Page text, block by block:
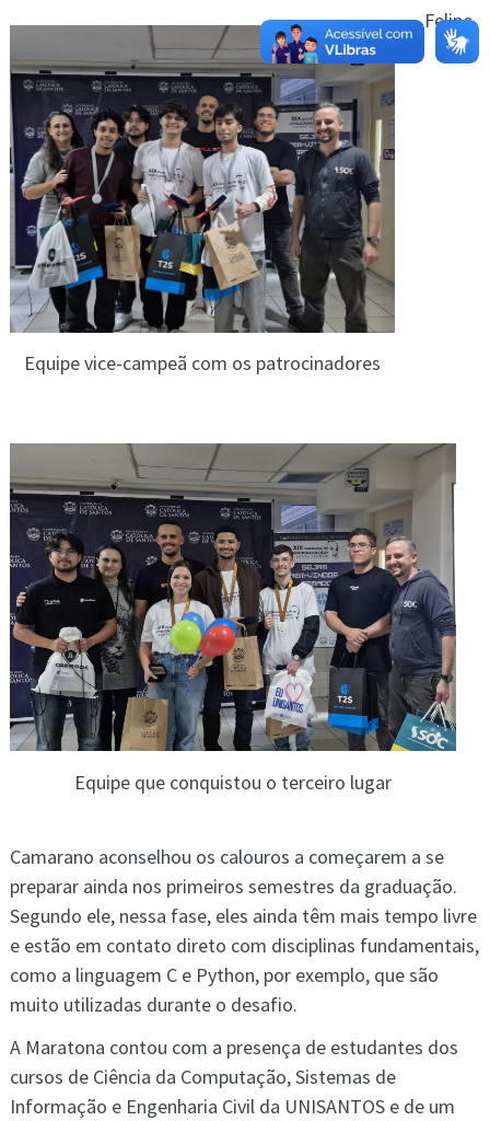
Equipe vice-campeã com os patrocinadores
Equipe que conquistou o terceiro lugar
Felipe
Camarano aconselhou os calouros a começarem a se
preparar ainda nos primeiros semestres da graduação.
Segundo ele, nessa fase, eles ainda têm mais tempo livre
e estão em contato direto com disciplinas fundamentais,
como a linguagem C e Python, por exemplo, que são
muito utilizadas durante o desafio.
A Maratona contou com a presença de estudantes dos
cursos de Ciência da Computação, Sistemas de
Informação e Engenharia Civil da UNISANTOS e de um